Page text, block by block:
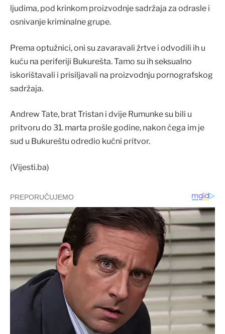
ljudima, pod krinkom proizvodnje sadržaja za odrasle i
osnivanje kriminalne grupe.
Prema optužnici, oni su zavaravali žrtve i odvodili ih u
kuću na periferiji Bukurešta. Tamo su ih seksualno
iskorištavali i prisiljavali na proizvodnju pornografskog
sadržaja.
Andrew Tate, brat Tristan i dvije Rumunke su bili u
pritvoru do 31. marta prošle godine, nakon čega im je
sud u Bukureštu odredio kućni pritvor.
(Vijesti.ba)